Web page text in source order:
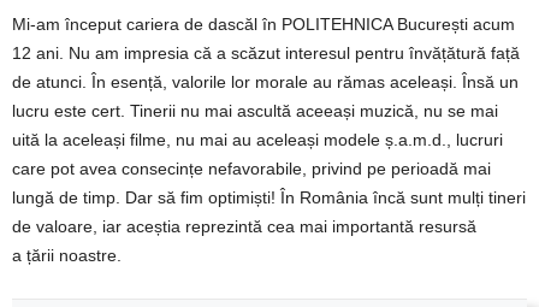
Mi-am început cariera de dascăl în POLITEHNICA București acum
12 ani. Nu am impresia că a scăzut interesul pentru învățătură față
de atunci. În esență, valorile lor morale au rămas aceleași. Însă un
lucru este cert. Tinerii nu mai ascultă aceeași muzică, nu se mai
uită la aceleași filme, nu mai au aceleași modele ș.a.m.d., lucruri
care pot avea consecințe nefavorabile, privind pe perioadă mai
lungă de timp. Dar să fim optimiști! În România încă sunt mulți tineri
de valoare, iar aceștia reprezintă cea mai importantă resursă
a țării noastre.